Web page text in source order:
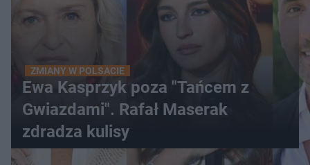
ZMIANY W POLSACIE
Ewa Kasprzyk poza "Tańcem z
Gwiazdami". Rafał Maserak
zdradza kulisy